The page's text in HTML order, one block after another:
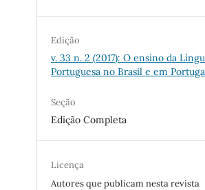
Edição
v. 33 n. 2 (2017): O ensino da
Portuguesa no Brasil e em
Seção
Edição Completa
Licença
Autores que publicam nesta revista